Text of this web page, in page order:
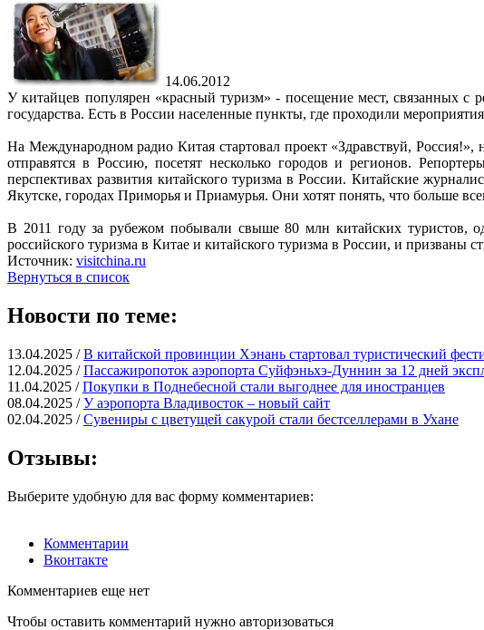
14.06.2012
У китайцев популярен «красный туризм» - посещение мест, связанных
государства. Есть в России населенные пункты, где проходили
На Международном радио Китая стартовал проект «Здравствуй,
отправятся в Россию, посетят несколько городов и регионов.
перспективах развития китайского туризма в России. Китайские
Якутске, городах Приморья и Приамурья. Они хотят понять, что больше
В 2011 году за рубежом побывали свыше 80 млн китайских туристов,
российского туризма в Китае и китайского туризма в России, и призваны
Источник: visitchina.ru
Вернуться в список
Новости по теме:
13.04.2025 /В китайской провинции Хэнань стартовал туристический
12.04.2025 /Пассажиропоток аэропорта Суйфэньхэ-Дуннин за 12 дней
11.04.2025 /Покупки в Поднебесной стали выгоднее для иностранцев
08.04.2025 /У аэропорта Владивосток – новый сайт
02.04.2025 /Сувениры с цветущей сакурой стали бестселлерами в Ухане
Отзывы:
Выберите удобную для вас форму комментариев:
Комментарии
Вконтакте
Комментариев еще нет
Чтобы оставить комментарий нужно авторизоваться